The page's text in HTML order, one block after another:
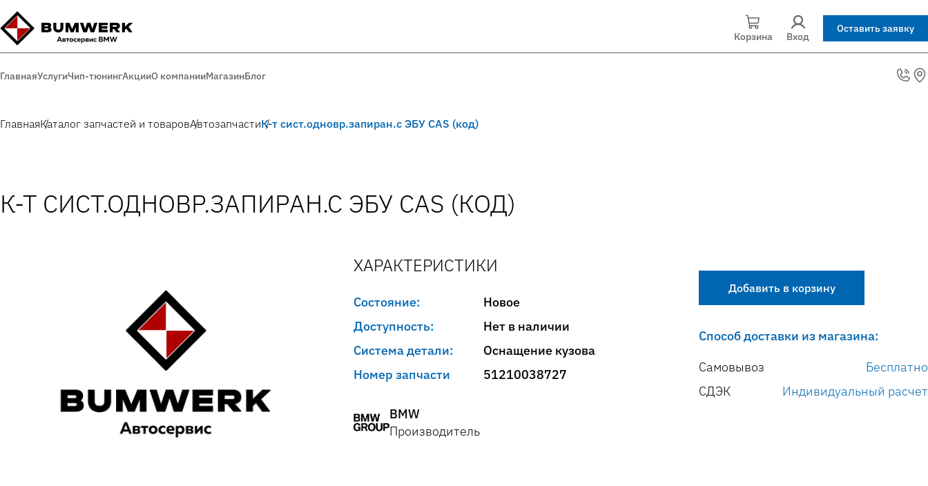
Корзина Вход
Оставить заявку
ГлавнаяУслугиЧип-тюнингАкцииО компанииМагазинБлог
ГлавнаяКаталог запчастей и товаровАвтозапчастиК-т сист.одновр.запиран.с ЭБУ CAS (код)
К-Т СИСТ.ОДНОВР.ЗАПИРАН.С ЭБУ CAS (КОД)
ХАРАКТЕРИСТИКИ
Состояние:
Новое
Доступность:
Нет в наличии
Система детали:
Оснащение кузова
Номер запчасти
51210038727
BMW
Производитель
Добавить в корзину
Способ доставки из магазина:
Самовывоз
Бесплатно
СДЭК
Индивидуальный расчет